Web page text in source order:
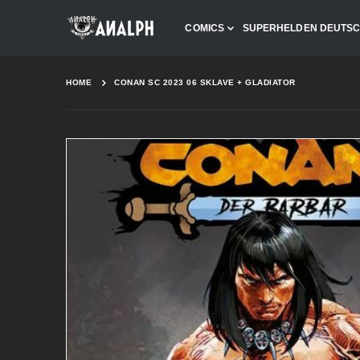
COMICS SUPERHELDEN
HOME CONAN SC 2023 06 SKLAVE + GLADIATOR